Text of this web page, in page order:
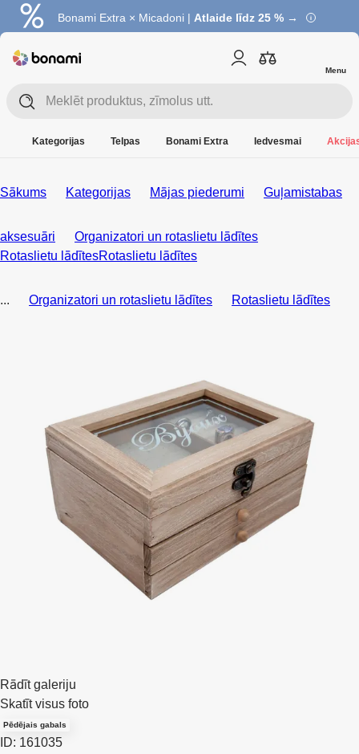
Bonami Extra × Micadoni | Atlaide līdz 25 % →
Menu
Kategorijas Telpas Bonami Extra Iedvesmai
Sākums Kategorijas Mājas piederumi Guļamistabas
aksesuāri
Organizatori un rotaslietu lādītes
Rotaslietu lādītesRotaslietu lādītes
... Organizatori un rotaslietu lādītes Rotaslietu lādītes
Rādīt galeriju
Skatīt visus foto
Pēdējais gabals
ID: 161035